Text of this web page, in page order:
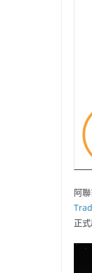
阿
正